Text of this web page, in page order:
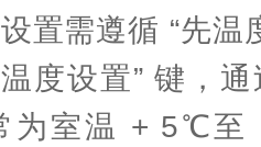
需遵循 “先温
度设置” 键，
为室温 + 5℃